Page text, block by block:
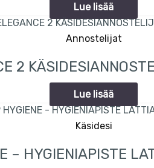
Lue lisää
Annostelijat
2
Lue lisää
Käsidesi
– HYGIENIAPISTE